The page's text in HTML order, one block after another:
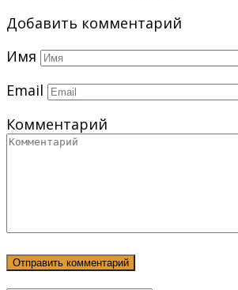
Добавить комментарий
Имя
Email
Комментарий